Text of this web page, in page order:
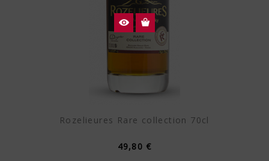
Rozelieures Rare collection 70cl
49,80 €